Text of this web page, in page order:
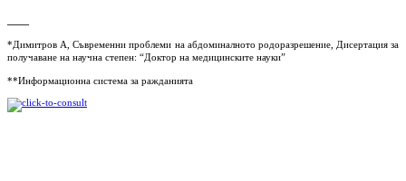
*Димитров А, Съвременни проблеми на абдоминалното родоразрешение, Дисертация за
получаване на научна степен: “Доктор на медицинските науки”
**Информационна система за ражданията